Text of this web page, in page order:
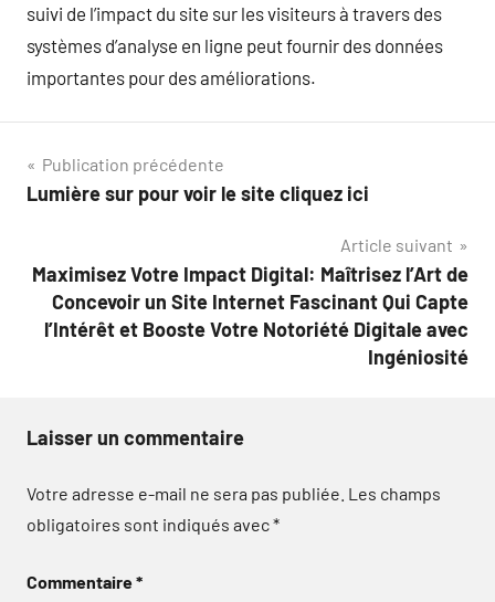
suivi de l’impact du site sur les visiteurs à travers des
systèmes d’analyse en ligne peut fournir des données
importantes pour des améliorations.
Navigation
de
Publication précédente
Lumière sur pour voir le site cliquez ici
Article suivant
Maximisez Votre Impact Digital: Maîtrisez l’Art de
Concevoir un Site Internet Fascinant Qui Capte
l’Intérêt et Booste Votre Notoriété Digitale avec
Ingéniosité
Laisser un commentaire
Votre adresse e-mail ne sera pas publiée. Les champs
obligatoires sont indiqués avec*
Commentaire*